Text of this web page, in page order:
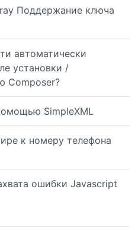
Поддержание ключа
автоматически
установки /
Composer?
SimpleXML
к номеру телефона
ошибки Javascript